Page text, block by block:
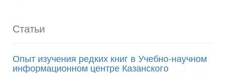
Статьи
Опыт изучения редких книг в Учебно-научном
информационном центре Казанского